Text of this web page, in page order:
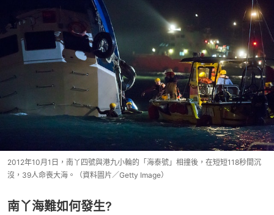
2012年10月1日，南丫四號與港九小輪的「海泰號」相撞後，在短短118秒間沉
沒，39人命喪大海。（資料圖片／Getty Image）
南丫海難如何發生?